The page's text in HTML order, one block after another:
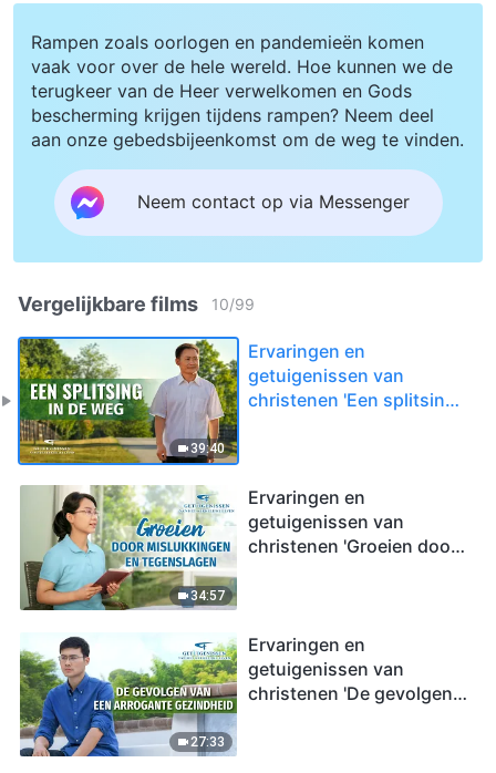
Rampen zoals oorlogen en pandemieën komen
vaak voor over de hele wereld. Hoe kunnen we de
terugkeer van de Heer verwelkomen en Gods
bescherming krijgen tijdens rampen? Neem deel
aan onze gebedsbijeenkomst om de weg te vinden.
Neem contact op via Messenger
Vergelijkbare films 10/99
39:40
Ervaringen en
getuigenissen van
christenen 'Een splitsing
34:57
Ervaringen en
getuigenissen van
christenen 'Groeien door
27:33
Ervaringen en
getuigenissen van
christenen 'De gevolgen